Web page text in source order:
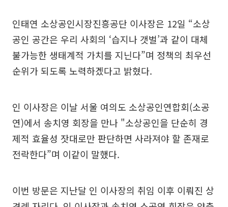
인태연 소상공인시장진흥공단 이사장은 12일 “소상
공인 공간은 우리 사회의 ‘습지나 갯벌’과 같이 대체
불가능한 생태계적 가치를 지닌다”며 정책의 최우선
순위가 되도록 노력하겠다고 밝혔다.
인 이사장은 이날 서울 여의도 소상공인연합회(소공
연)에서 송치영 회장을 만나 "소상공인을 단순히 경
제적 효율성 잣대로만 판단하면 사라져야 할 존재로
전락한다”며 이같이 말했다.
이번 방문은 지난달 인 이사장의 취임 이후 이뤄진 상